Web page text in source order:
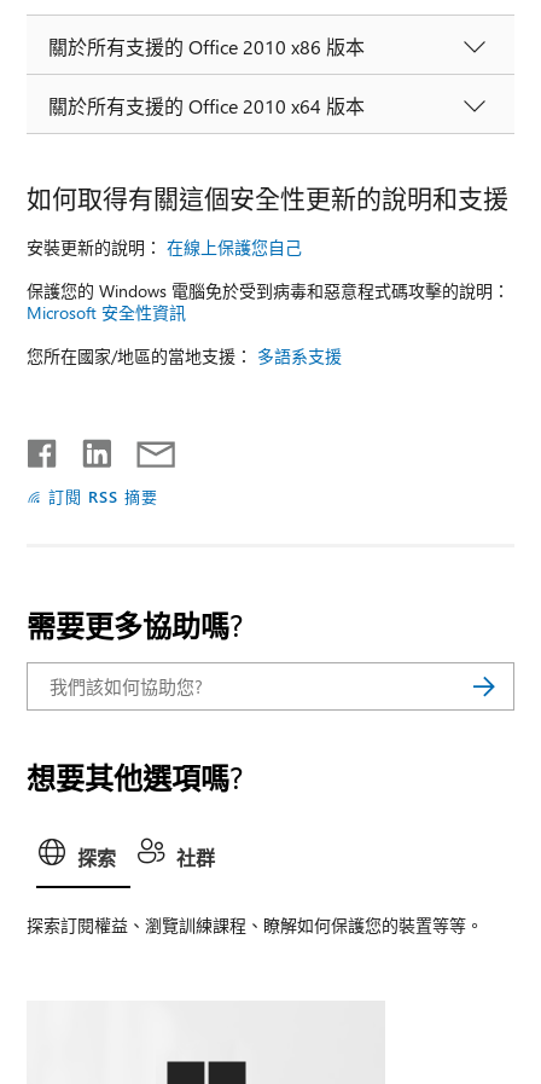
關於所有支援的 Office 2010 x86 版本
關於所有支援的 Office 2010 x64 版本
如何取得有關這個安全性更新的說明和支援
安裝更新的說明：在線上保護您自己
保護您的 Windows 電腦免於受到病毒和惡意程式碼攻擊的說明：
Microsoft 安全性資訊
您所在國家/地區的當地支援： 多語系支援
訂閱 RSS 摘要
需要更多協助嗎?
想要其他選項嗎?
探索 社群
探索訂閱權益、瀏覽訓練課程、瞭解如何保護您的裝置等等。